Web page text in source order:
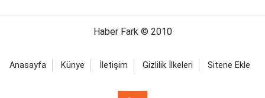
Haber Fark © 2010
Anasayfa Künye İletişim Gizlilik İlkeleri Sitene Ekle